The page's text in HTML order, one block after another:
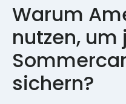
Warum
nutzen,
sichern?